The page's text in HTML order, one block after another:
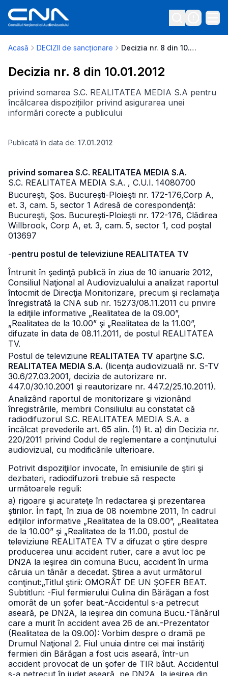
Acasă DECIZII de sancționare Decizia nr. 8 din 10.01.2012
Decizia nr. 8 din 10.01.2012
privind somarea S.C. REALITATEA MEDIA S.A pentru
încălcarea dispozițiilor privind asigurarea unei
informări corecte a publicului
Publicată în data de: 17.01.2012
privind somarea S.C. REALITATEA MEDIA S.A.
S.C. REALITATEA MEDIA S.A. , C.U.I. 14080700
Bucureşti, Şos. Bucureşti-Ploieşti nr. 172-176,Corp A,
et. 3, cam. 5, sector 1 Adresă de corespondenţă:
Bucureşti, Şos. Bucureşti-Ploieşti nr. 172-176, Clădirea
Willbrook, Corp A, et. 3, cam. 5, sector 1, cod poştal
013697
-pentru postul de televiziune REALITATEA TV
Întrunit în şedinţă publică în ziua de 10 ianuarie 2012,
Consiliul Naţional al Audiovizualului a analizat raportul
întocmit de Direcţia Monitorizare, precum şi reclamaţia
înregistrată la CNA sub nr. 15273/08.11.2011 cu privire
la ediţiile informative „Realitatea de la 09.00”,
„Realitatea de la 10.00” şi „Realitatea de la 11.00”,
difuzate în data de 08.11.2011, de postul REALITATEA
TV.
Postul de televiziune REALITATEA TV aparţine S.C.
REALITATEA MEDIA S.A. (licenţa audiovizuală nr. S-TV
30.6/27.03.2001, decizia de autorizare nr.
447.0/30.10.2001 şi reautorizare nr. 447.2/25.10.2011).
Analizând raportul de monitorizare şi vizionând
înregistrările, membrii Consiliului au constatat că
radiodifuzorul S.C. REALITATEA MEDIA S.A. a
încălcat prevederile art. 65 alin. (1) lit. a) din Decizia nr.
220/2011 privind Codul de reglementare a conţinutului
audiovizual, cu modificările ulterioare.
Potrivit dispoziţiilor invocate, în emisiunile de ştiri şi
dezbateri, radiodifuzorii trebuie să respecte
următoarele reguli:
a) rigoare şi acurateţe în redactarea şi prezentarea
ştirilor. În fapt, în ziua de 08 noiembrie 2011, în cadrul
ediţiilor informative „Realitatea de la 09.00”, „Realitatea
de la 10.00” şi „Realitatea de la 11.00, postul de
televiziune REALITATEA TV a difuzat o ştire despre
producerea unui accident rutier, care a avut loc pe
DN2A la ieşirea din comuna Bucu, accident în urma
căruia un tânăr a decedat. Ştirea a avut următorul
conţinut:„Titlul ştirii: OMORÂT DE UN ŞOFER BEAT.
Subtitluri: -Fiul fermierului Culina din Bărăgan a fost
omorât de un şofer beat.-Accidentul s-a petrecut
aseară, pe DN2A, la ieşirea din comuna Bucu.-Tânărul
care a murit în accident avea 26 de ani.-Prezentator
(Realitatea de la 09.00): Vorbim despre o dramă pe
Drumul Naţional 2. Fiul unuia dintre cei mai înstăriţi
fermieri din Bărăgan a fost ucis aseară, într-un
accident provocat de un şofer de TIR băut. Accidentul
s-a petrecut în judeţ aseară, pe DN2A, la ieşirea din